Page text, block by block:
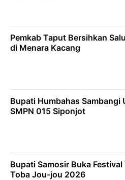
Pemkab Taput Bersihkan
di Menara Kacang
Bupati Humbahas Sambangi
SMPN 015 Siponjot
Bupati Samosir Buka Festival
Toba Jou-jou 2026